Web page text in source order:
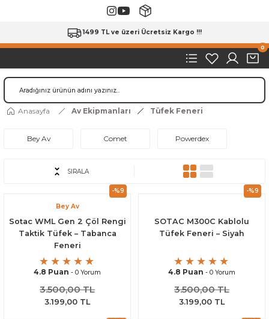
1499 TL ve üzeri Ücretsiz Kargo !!!
0
Anasayfa Av Ekipmanları Tüfek Feneri
Bey Av Comet Powerdex
SIRALA
-%9
Bey Av
Sotac WML Gen 2 Çöl Rengi
Taktik Tüfek – Tabanca
Feneri
4.8 Puan - 0 Yorum
3.500,00 TL
3.199,00 TL
-%9
SOTAC M300C Kablolu
Tüfek Feneri – Siyah
4.8 Puan - 0 Yorum
3.500,00 TL
3.199,00 TL